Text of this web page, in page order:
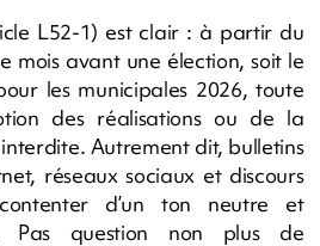
L52-1) est clair : à partir du
mois avant une élection, soit le
les municipales 2026, toute
des réalisations ou de la
Autrement dit, bulletins
réseaux sociaux et discours
d’un ton neutre et
Pas question non plus de